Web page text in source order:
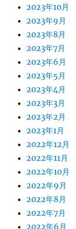
2023年10月
2023年9月
2023年8月
2023年7月
2023年6月
2023年5月
2023年4月
2023年3月
2023年2月
2023年1月
2022年12月
2022年11月
2022年10月
2022年9月
2022年8月
2022年7月
2022年6月